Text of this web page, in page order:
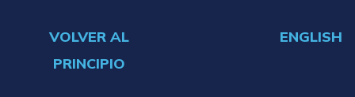
VOLVER AL
PRINCIPIO
ENGLISH